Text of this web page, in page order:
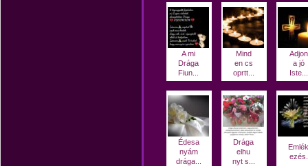
A mi
Drága
Fiun...
Mind
en cs
oprtt...
Adjon
a jó
Iste...
Édesa
nyám
drága...
Drága
elhu
nyt s...
Emlék
ezés.